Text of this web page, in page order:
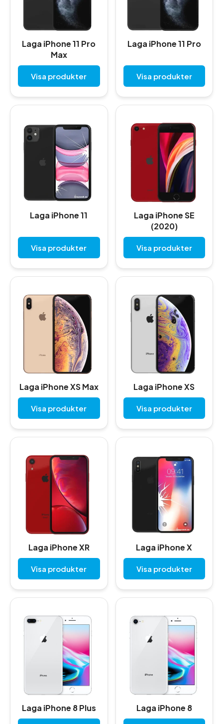
Laga iPhone 11 Pro
Max
Visa produkter
Laga iPhone 11 Pro
Visa produkter
Laga iPhone 11
Visa produkter
Laga iPhone SE
(2020)
Visa produkter
Laga iPhone XS Max
Visa produkter
Laga iPhone XS
Visa produkter
Laga iPhone XR
Visa produkter
Laga iPhone X
Visa produkter
Laga iPhone 8 Plus Laga iPhone 8